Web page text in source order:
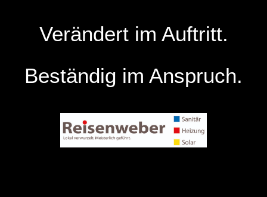
Verändert im Auftritt.
Beständig im Anspruch.